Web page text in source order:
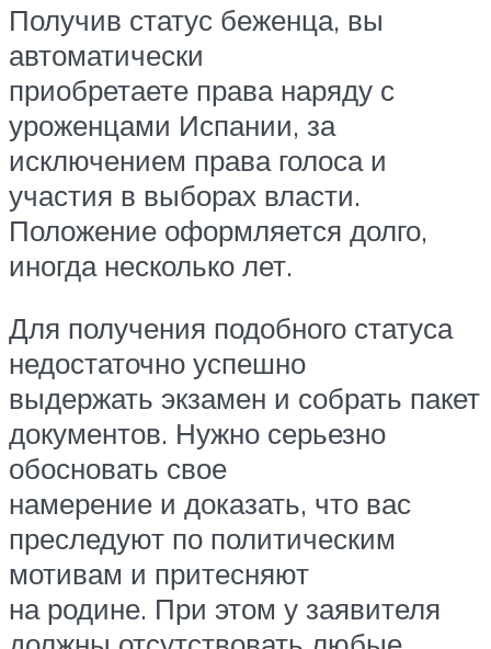
Получив статус беженца, вы
автоматически
приобретаете права наряду с
уроженцами Испании, за
исключением права голоса и
участия в выборах власти.
Положение оформляется долго,
иногда несколько лет.
Для получения подобного статуса
недостаточно успешно
выдержать экзамен и собрать пакет
документов. Нужно серьезно
обосновать свое
намерение и доказать, что вас
преследуют по политическим
мотивам и притесняют
на родине. При этом у заявителя